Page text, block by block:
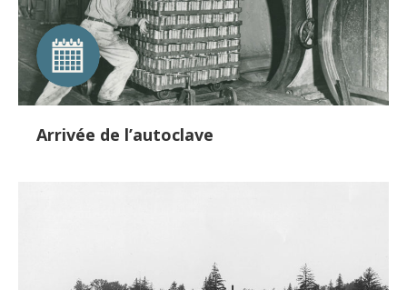
Arrivée de l’autoclave